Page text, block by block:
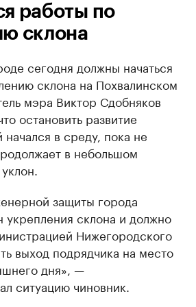
работы по
склона
сегодня должны начаться
склона на Похвалинском
мэра Виктор Сдобняков
остановить развитие
в среду, пока не
в небольшом
защиты города
укрепления склона и должно
Нижегородского
выход подрядчика на место
дня», —
ситуацию чиновник.